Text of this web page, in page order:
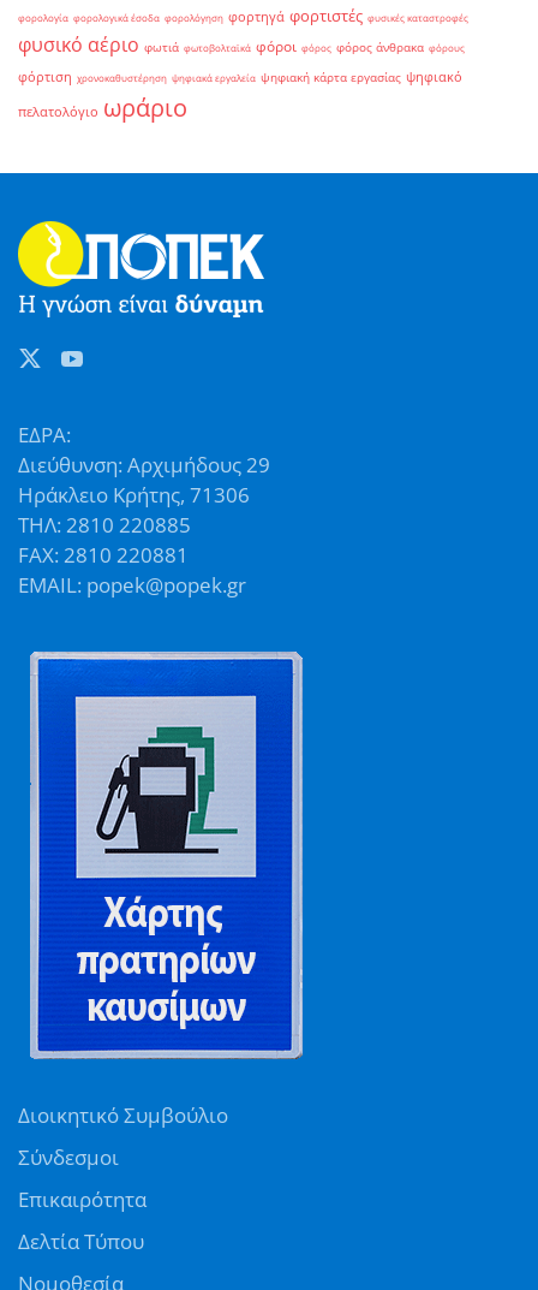
φορολογία φορολογικά έσοδα φορολόγηση φορτηγά φορτιστές φυσικές καταστροφές
φυσικό αέριο φωτιά φωτοβολταϊκά φόροι φόρος φόρος άνθρακα φόρους
φόρτιση χρονοκαθυστέρηση ψηφιακά εργαλεία ψηφιακή κάρτα εργασίας ψηφιακό
πελατολόγιο ωράριο
ΕΔΡΑ:
Διεύθυνση: Αρχιμήδους 29
Ηράκλειο Κρήτης, 71306
ΤΗΛ: 2810 220885
FAX: 2810 220881
EMAIL: popek@popek.gr
Διοικητικό Συμβούλιο
Σύνδεσμοι
Επικαιρότητα
Δελτία Τύπου
Νομοθεσία